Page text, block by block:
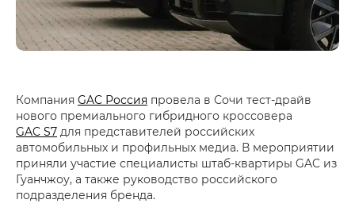
Компания GAC Россия провела в Сочи тест-драйв
нового премиального гибридного кроссовера
GAC S7 для представителей российских
автомобильных и профильных медиа. В мероприятии
приняли участие специалисты штаб-квартиры GAC из
Гуанчжоу, а также руководство российского
подразделения бренда.